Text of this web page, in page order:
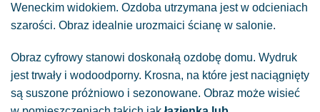
Weneckim widokiem. Ozdoba utrzymana jest w odcieniach
szarości. Obraz idealnie urozmaici ścianę w salonie.
Obraz cyfrowy stanowi doskonałą ozdobę domu. Wydruk
jest trwały i wodoodporny. Krosna, na które jest naciągnięty
są suszone próżniowo i sezonowane. Obraz może wisieć